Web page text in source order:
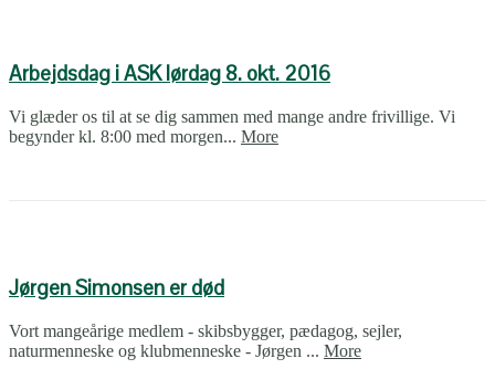
Arbejdsdag i ASK lørdag 8. okt. 2016
Vi glæder os til at se dig sammen med mange andre frivillige. Vi
begynder kl. 8:00 med morgen... More
Jørgen Simonsen er død
Vort mangeårige medlem - skibsbygger, pædagog, sejler,
naturmenneske og klubmenneske - Jørgen ... More